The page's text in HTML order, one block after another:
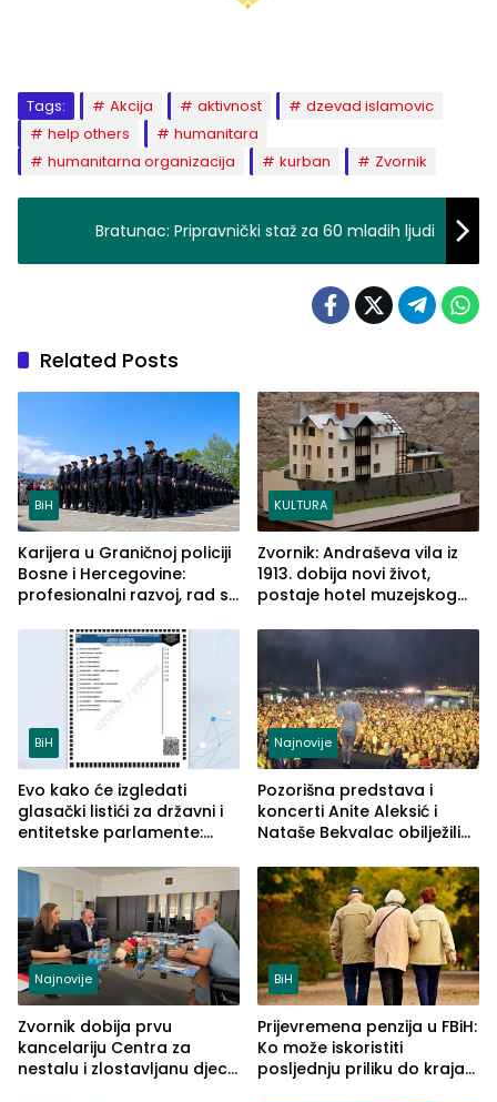
Tags: Akcija aktivnost
dzevad islamovic
help others
humanitara
humanitarna organizacija
kurban Zvornik
Bratunac: Pripravnički staž za 60 mladih ljudi
Related Posts
BiH
Karijera u Graničnoj policiji
Bosne i Hercegovine:
profesionalni razvoj, rad sa
služba građanima
KULTURA
Zvornik: Andraševa vila iz
1913. dobija novi život,
postaje hotel muzejskog
BiH
Evo kako će izgledati
glasački listići za državni i
entitetske parlamente:
vidljive na njima
Najnovije
Pozorišna predstava i
koncerti Anite Aleksić i
Nataše Bekvalac obilježili
ljeta (FOTO)
Najnovije
Zvornik dobija prvu
kancelariju Centra za
nestalu i zlostavljanu djecu
BiH
Prijevremena penzija u FBiH:
Ko može iskoristiti
posljednju priliku do kraja